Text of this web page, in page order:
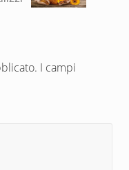
I campi